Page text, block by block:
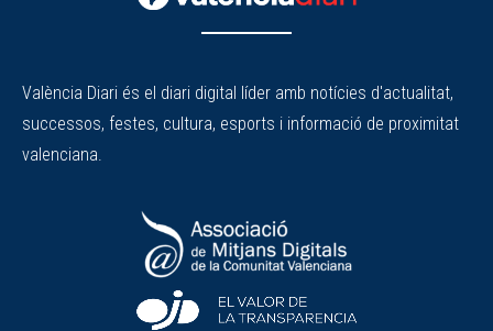
València Diari és el diari digital líder amb notícies d'actualitat,
successos, festes, cultura, esports i informació de proximitat
valenciana.